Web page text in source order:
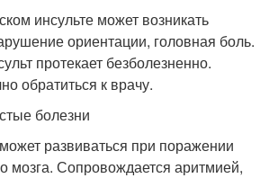
инсульте может возникать
ориентации, головная боль.
протекает безболезненно.
обратиться к врачу.
болезни
развиваться при поражении
мозга. Сопровождается аритмией,